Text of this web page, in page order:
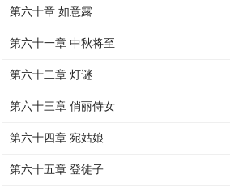
第六十章 如意露
第六十一章 中秋将至
第六十二章 灯谜
第六十三章 俏丽侍女
第六十四章 宛姑娘
第六十五章 登徒子